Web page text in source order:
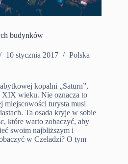
budynków
10 stycznia 2017 Polska
kopalni „Saturn”,
XIX wieku. Nie oznacza to
miejscowości turysta musi
Ta osada kryje w sobie
które warto zobaczyć, aby
swoim najbliższym i
w Czeladzi? O tym